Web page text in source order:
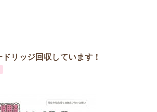
リッジ回収しています！